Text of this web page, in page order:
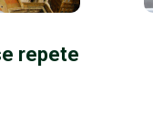
repete